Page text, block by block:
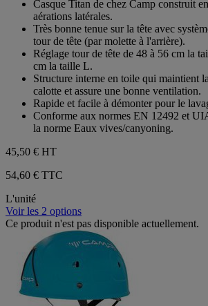
étoiles.
Casque Titan de chez Camp construit
aérations latérales.
Très bonne tenue sur la tête avec
tour de tête (par molette à l'arrière).
Réglage tour de tête de 48 à 56 cm la
cm la taille L.
Structure interne en toile qui maintient
calotte et assure une bonne ventilation.
Rapide et facile à démonter pour le
Conforme aux normes EN 12492 et
la norme Eaux vives/canyoning.
45,50 € HT
54,60 € TTC
L'unité
Voir les 2 options
Ce produit n'est pas disponible actuellement.